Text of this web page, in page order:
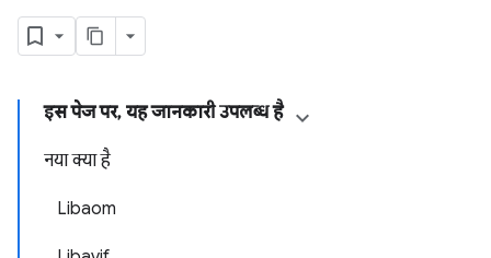
इस पेज पर, यह जानकारी उपलब्ध है
नया क्या है
Libaom